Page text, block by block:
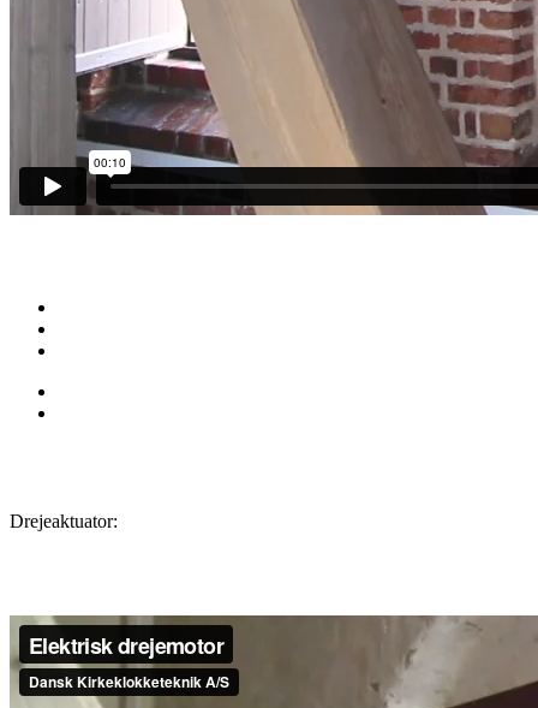
Drejeaktuator: